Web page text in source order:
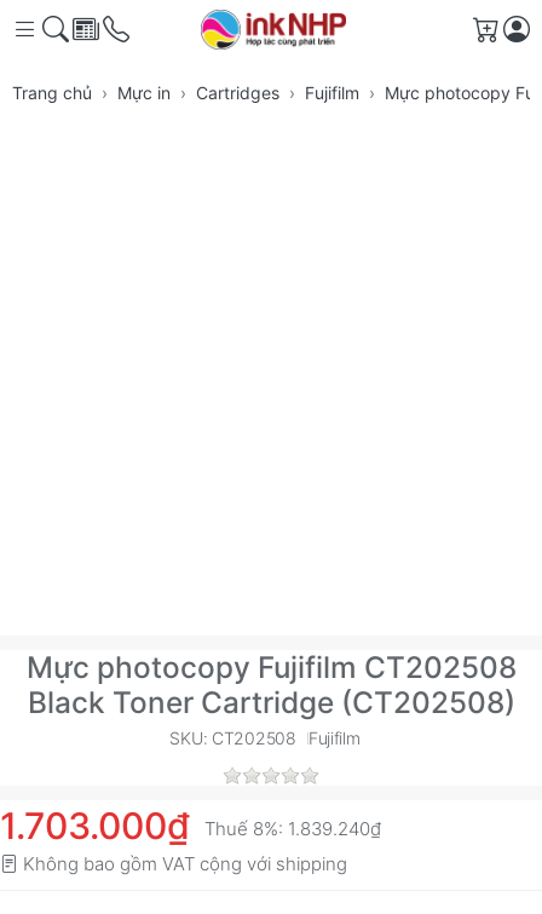
Giỏ
Trang chủ Mực in Cartridges Fujifilm Mực photocopy
Mực photocopy Fujifilm CT202508
Black Toner Cartridge (CT202508)
SKU: CT202508 Fujifilm
1.703.000₫ Thuế 8%: 1.839.240₫
Không bao gồm VAT cộng với shipping